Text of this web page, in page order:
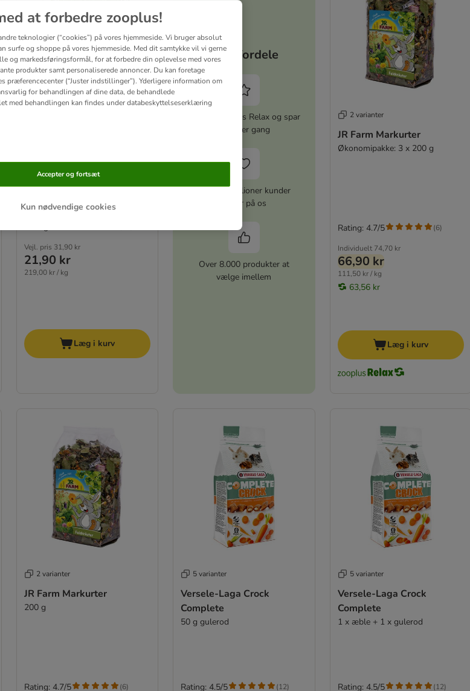
Vejl. pris 31,90 kr
21,90 kr
219,00 kr / kg
Læg i kurv
Dine fordele
Aktiver zooplus Relax og spar
5% hver gang
Over 10 millioner kunder
stoler på os
Over 8.000 produkter at
vælge imellem
2 varianter
JR Farm Markurter
Økonomipakke: 3 x 200 g
Individuelt 74,70 kr
66,90 kr
111,50 kr / kg
63,56 kr
Rating: 4.7/5 (6)
Læg i kurv
2 varianter
JR Farm Markurter
200 g
Rating: 4.7/5 (6)
5 varianter
Versele-Laga Crock
Complete
50 g gulerod
Rating: 4.5/5 (12)
5 varianter
Versele-Laga Crock
Complete
1 x æble + 1 x gulerod
Rating: 4.5/5 (12)
at forbedre zooplus!
teknologier (“cookies”) på vores hjemmeside. Vi bruger absolut
surfe og shoppe på vores hjemmeside. Med dit samtykke vil vi gerne
og markedsføringsformål, for at forbedre din oplevelse med vores
produkter samt personaliserede annoncer. Du kan foretage
præferencecenter (“Juster indstillinger”). Yderligere information om
for behandlingen af ​​dine data, de behandlede
med behandlingen kan findes under databeskyttelseserklæring
Kun nødvendige cookies
Accepter og fortsæt